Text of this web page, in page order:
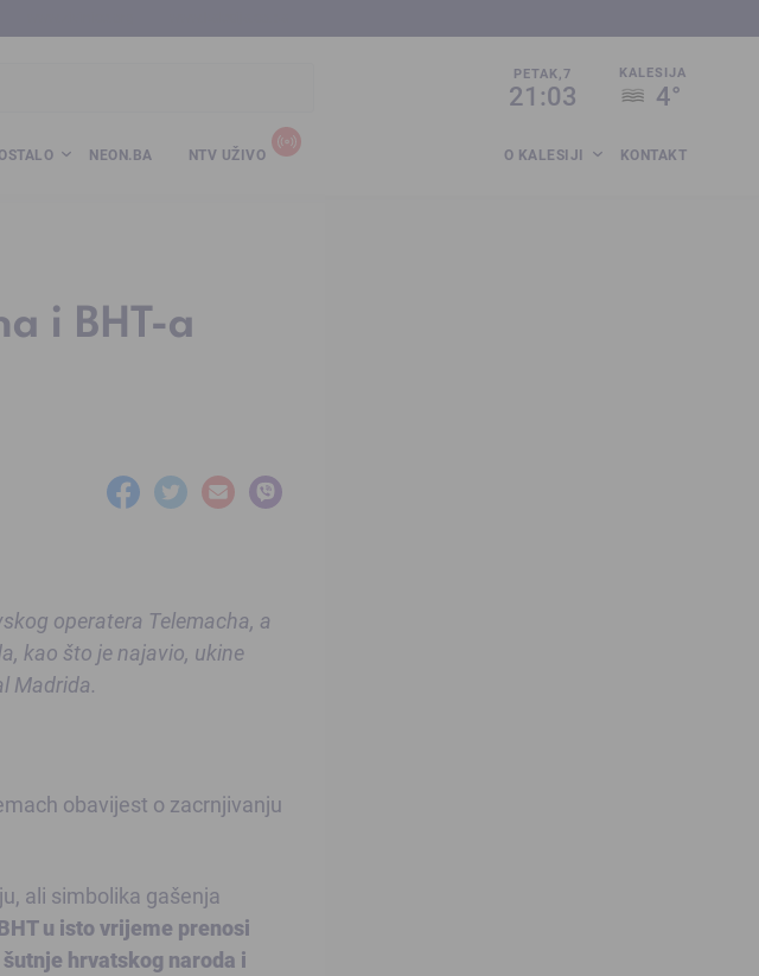
PETAK,7
21:03
KALESIJA
4°
OSTALO NEON.BA NTV UŽIVO O KALESIJI KONTAKT
i BHT-a
operatera Telemacha, a
kao što je najavio, ukine
Madrida.
obavijest o zacrnjivanju
ali simbolika gašenja
u isto vrijeme prenosi
hrvatskog naroda i